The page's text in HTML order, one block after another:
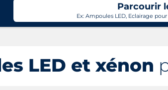
Parcourir
Ex: Ampoules LED, Eclairage
LED et xénon